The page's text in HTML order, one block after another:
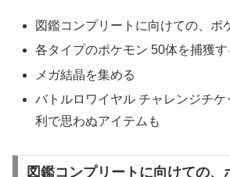
図鑑コンプリートに向けての、ポ
各タイプのポケモン 50体を捕獲
メガ結晶を集める
バトルロワイヤル チャレンジチ
利で思わぬアイテムも
図鑑コンプリートに向けての、